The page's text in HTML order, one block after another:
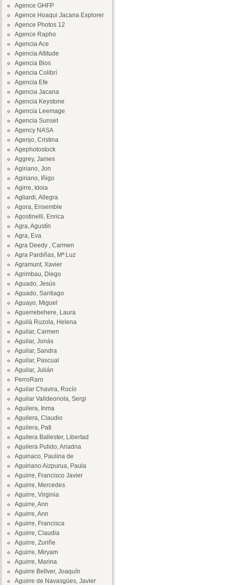
Agence GHFP
Agence Hoaqui Jacana Explorer
Agence Photos 12
Agence Rapho
Agencia Ace
Agencia Altitude
Agencia Bios
Agencia Colibrí
Agencia Efe
Agencia Jacana
Agencia Keystone
Agencia Leemage
Agencia Sunset
Agency NASA
Agenjo, Cristina
Agephotostock
Aggrey, James
Agiriano, Jon
Agiriano, Iñigo
Agirre, Idoia
Agliardi, Allegra
Agora, Ensemble
Agostinelli, Enrica
Agra, Agustín
Agra, Eva
Agra Deedy , Carmen
Agra Pardiñas, Mª Luz
Agramunt, Xavier
Agrimbau, Diego
Aguado, Jesús
Aguado, Santiago
Aguayo, Miguel
Aguerrebehere, Laura
Aguilà Ruzola, Helena
Aguilar, Carmen
Aguilar, Jonás
Aguilar, Sandra
Aguilar, Pascual
Aguilar, Julián
PerroRaro
Aguilar Chavira, Rocío
Aguilar Valldeoriola, Sergi
Aguilera, Inma
Aguilera, Claudio
Aguilera, Pati
Aguilera Ballester, Libertad
Aguilera Pulido, Ariadna
Aguinaco, Paulina de
Aguiriano Aizpurua, Paula
Aguirre, Francisco Javier
Aguirre, Mercedes
Aguirre, Virginia
Aguirre, Ann
Aguirre, Ann
Aguirre, Francisca
Aguirre, Claudia
Aguirre, Zuriñe
Aguirre, Miryam
Aguirre, Marina
Aguirre Bellver, Joaquín
Aguirre de Navasgües, Javier